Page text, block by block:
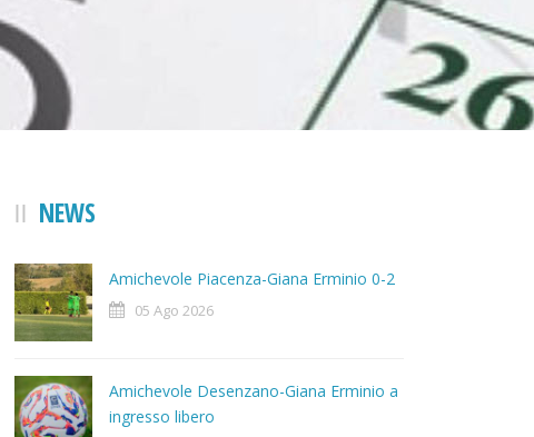
NEWS
Amichevole Piacenza-Giana Erminio 0-2
05 Ago 2026
Amichevole Desenzano-Giana Erminio a
ingresso libero